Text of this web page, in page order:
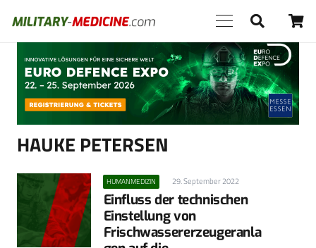
Anzeige
HAUKE PETERSEN
HUMANMEDIZIN 29. September 2022
Einfluss der technischen
Einstellung von
Frischwassererzeugeranla